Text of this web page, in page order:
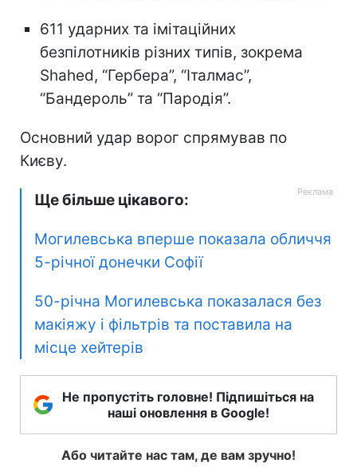
611 ударних та імітаційних
безпілотників різних типів, зокрема
Shahed, “Гербера”, “Італмас”,
“Бандероль” та “Пародія”.
Основний удар ворог спрямував по
Києву.
Ще більше цікавого:
Могилевська вперше показала обличчя
5-річної донечки Софії
50-річна Могилевська показалася без
макіяжу і фільтрів та поставила на
місце хейтерів
Не пропустіть головне! Підпишіться на
наші оновлення в Google!
Або читайте нас там, де вам зручно!